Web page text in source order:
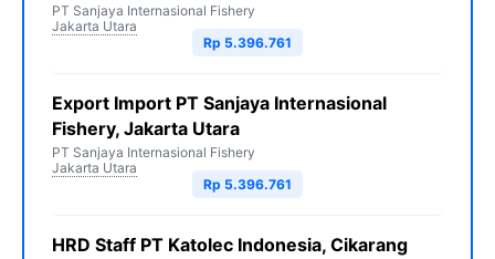
PT Sanjaya Internasional Fishery
Jakarta Utara
Rp 5.396.761
Export Import PT Sanjaya Internasional
Fishery, Jakarta Utara
PT Sanjaya Internasional Fishery
Jakarta Utara
Rp 5.396.761
HRD Staff PT Katolec Indonesia, Cikarang